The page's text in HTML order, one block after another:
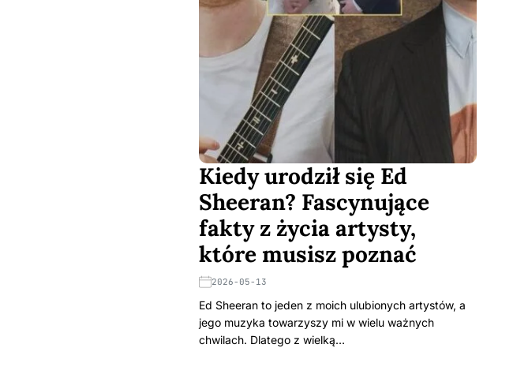
Kiedy urodził się Ed
Sheeran? Fascynujące
fakty z życia artysty,
które musisz poznać
2026-05-13
Ed Sheeran to jeden z moich ulubionych artystów, a
jego muzyka towarzyszy mi w wielu ważnych
chwilach. Dlatego z wielką…